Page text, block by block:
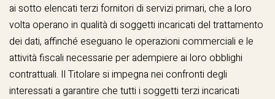
ai sotto elencati terzi fornitori di servizi primari, che a loro
volta operano in qualità di soggetti incaricati del trattamento
dei dati, affinché eseguano le operazioni commerciali e le
attività fiscali necessarie per adempiere ai loro obblighi
contrattuali. Il Titolare si impegna nei confronti degli
interessati a garantire che tutti i soggetti terzi incaricati